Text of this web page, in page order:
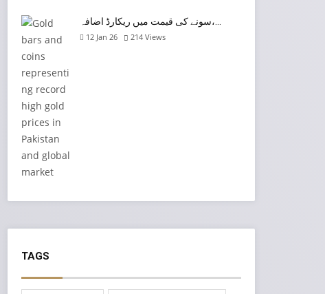
سونے کی قیمت میں ریکارڈ اضافہ،…
12 Jan 26 214 Views
TAGS